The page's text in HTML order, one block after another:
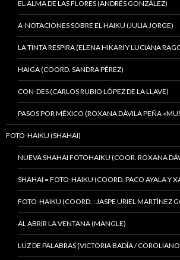
EL ALMA DE LAS FLORES (ANDRÉS GONZÁLEZ)
A-NOTACIONES SOBRE EL HAIKU (JULIA JORGE)
LA TINTA RESPIRA (ELENA HIKARI Y LUCIANA
HAIGA (COORD. SANDRA PÉREZ)
CON-DES (CARLOS RUBIO LÓPEZ DE LA LLAVE)
PASOS POR MÉXICO (ROXANA DÁVILA PEÑA
FOTO-HAIKU (SHAHAI)
NUEVA SHAHAI FOTOHAIKU (COOR. ROXANA
SHAHAI = FOTO-HAIKU (COORD. PACO AYALA Y
FOTO-HAIKU (COORD. : JASPE URIEL MARTÍNEZ
AL ABRIR LA VENTANA (MANGLE)
LUZ DE PALABRAS (VICTORIA BADÍA /